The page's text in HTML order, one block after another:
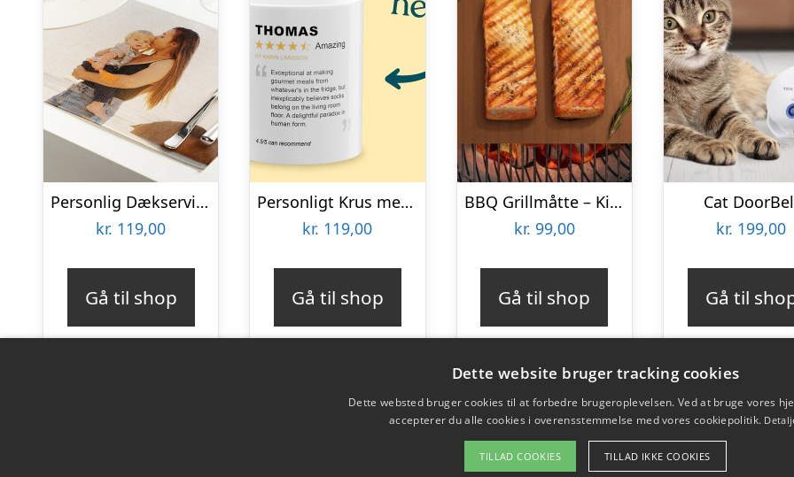
Personlig Dækserviet med Billede
kr. 119,00
Gå til shop
Personligt Krus med Positiv Bedømmelse
kr. 119,00
Gå til shop
BBQ Grillmåtte – KitchPro
kr. 99,00
Gå til shop
Cat
kr. 199,00
Gå til
Dette website bruger tracking cookies
Dette websted bruger cookies til at forbedre brugeroplevelsen. Ved at bruge vores
accepterer du alle cookies i overensstemmelse med vores cookiepolitik.
TILLAD COOKIES TILLAD IKKE COOKIES